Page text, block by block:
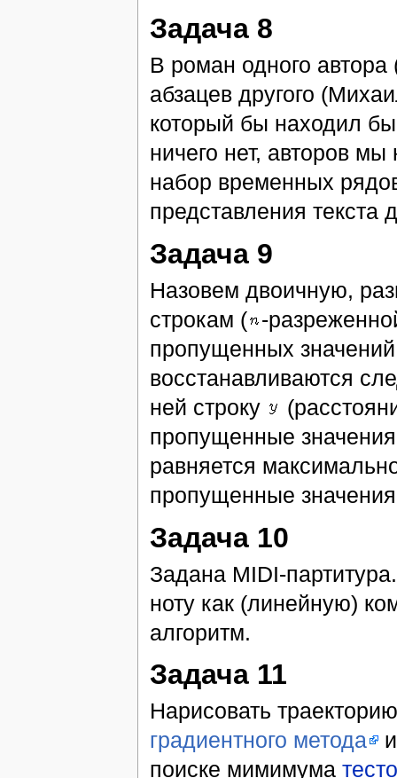
Задача 8
В роман одного автора
абзацев другого
который бы находил бы
ничего нет, авторов
набор временных
представления текста
Задача 9
Назовем двоичную,
строкам (
-
пропущенных
восстанавливаются
ней строку
пропущенные
равняется
пропущенные
Задача 10
Задана MIDI-
ноту как (линейную)
алгоритм.
Задача 11
Нарисовать
градиентного метода
поиске мимимума